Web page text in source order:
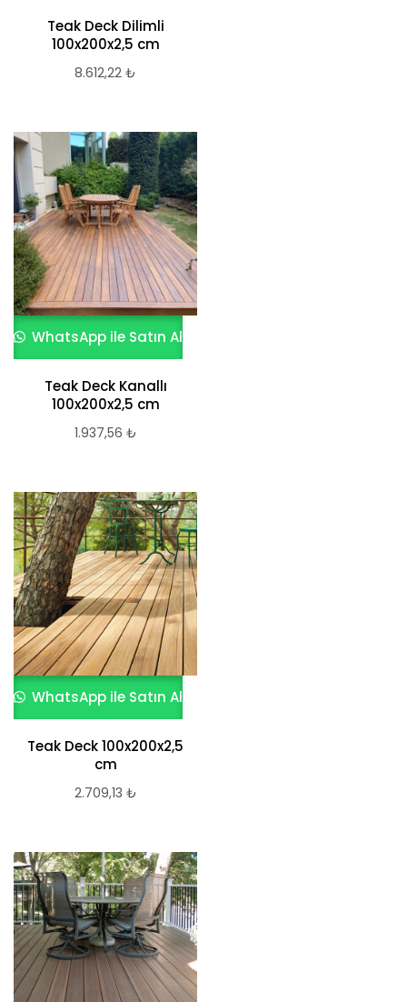
Teak Deck Dilimli
100x200x2,5 cm
8.612,22 ₺
WhatsApp ile Satın Al
Teak Deck Kanallı
100x200x2,5 cm
1.937,56 ₺
WhatsApp ile Satın Al
Teak Deck 100x200x2,5
cm
2.709,13 ₺